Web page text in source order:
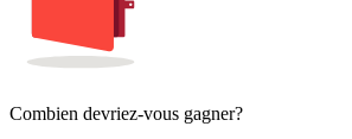
Combien devriez-vous gagner?